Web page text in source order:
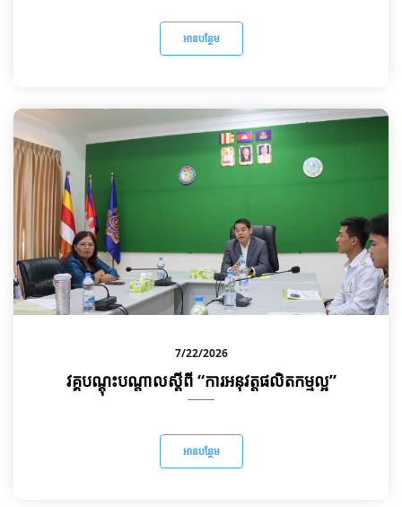
អានបន្ថែម
7/22/2026
វគ្គបណ្តុះបណ្តាលស្ដីពី “ការអនុវត្តផលិតកម្មល្អ”
អានបន្ថែម